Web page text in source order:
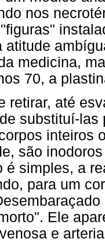
nos
atitude
medicina,
70, a
retirar, até
substituí-las
inteiros
são
é simples, a
para um
Ele
e